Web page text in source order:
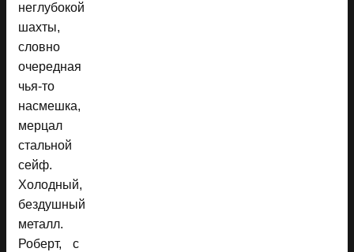
неглубокой
шахты,
словно
очередная
чья-то
насмешка,
мерцал
стальной
сейф.
Холодный,
бездушный
металл.
Роберт, с